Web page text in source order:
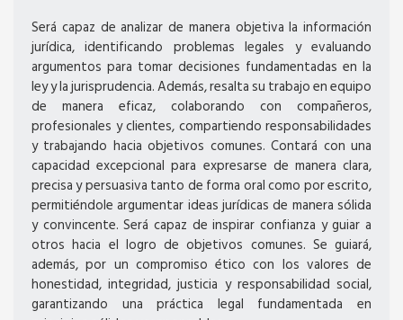
Será capaz de analizar de manera objetiva la información
jurídica, identificando problemas legales y evaluando
argumentos para tomar decisiones fundamentadas en la
ley y la jurisprudencia. Además, resalta su trabajo en equipo
de manera eficaz, colaborando con compañeros,
profesionales y clientes, compartiendo responsabilidades
y trabajando hacia objetivos comunes. Contará con una
capacidad excepcional para expresarse de manera clara,
precisa y persuasiva tanto de forma oral como por escrito,
permitiéndole argumentar ideas jurídicas de manera sólida
y convincente. Será capaz de inspirar confianza y guiar a
otros hacia el logro de objetivos comunes. Se guiará,
además, por un compromiso ético con los valores de
honestidad, integridad, justicia y responsabilidad social,
garantizando una práctica legal fundamentada en